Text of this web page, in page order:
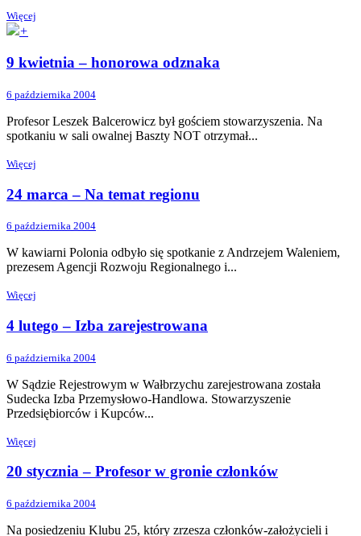
Więcej
+
9 kwietnia – honorowa odznaka
6 października 2004
Profesor Leszek Balcerowicz był gościem stowarzyszenia. Na
spotkaniu w sali owalnej Baszty NOT otrzymał...
Więcej
24 marca – Na temat regionu
6 października 2004
W kawiarni Polonia odbyło się spotkanie z Andrzejem Waleniem,
prezesem Agencji Rozwoju Regionalnego i...
Więcej
4 lutego – Izba zarejestrowana
6 października 2004
W Sądzie Rejestrowym w Wałbrzychu zarejestrowana została
Sudecka Izba Przemysłowo-Handlowa. Stowarzyszenie
Przedsiębiorców i Kupców...
Więcej
20 stycznia – Profesor w gronie członków
6 października 2004
Na posiedzeniu Klubu 25, który zrzesza członków-założycieli i